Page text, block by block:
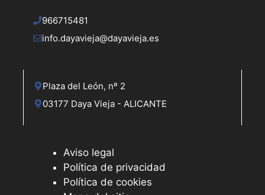
966715481
info.dayavieja@dayavieja.es
Plaza del León, nº 2
03177 Daya Vieja - ALICANTE
Aviso legal
Política de privacidad
Política de cookies